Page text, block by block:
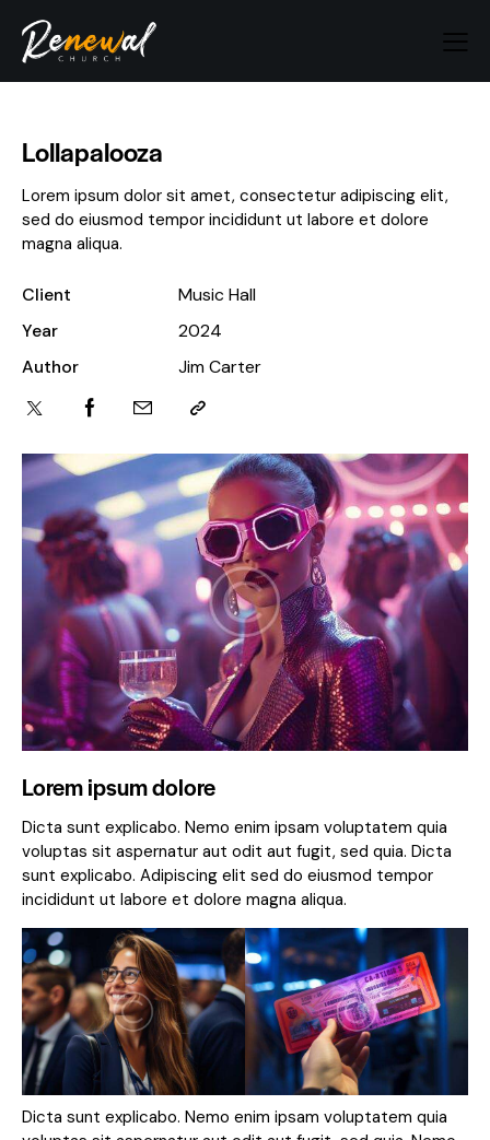
Lollapalooza
Lorem ipsum dolor sit amet, consectetur adipiscing elit,
sed do eiusmod tempor incididunt ut labore et dolore
magna aliqua.
Client
Music Hall
Year
2024
Author
Jim Carter
Lorem ipsum dolore
Dicta sunt explicabo. Nemo enim ipsam voluptatem quia
voluptas sit aspernatur aut odit aut fugit, sed quia. Dicta
sunt explicabo. Adipiscing elit sed do eiusmod tempor
incididunt ut labore et dolore magna aliqua.
Dicta sunt explicabo. Nemo enim ipsam voluptatem quia